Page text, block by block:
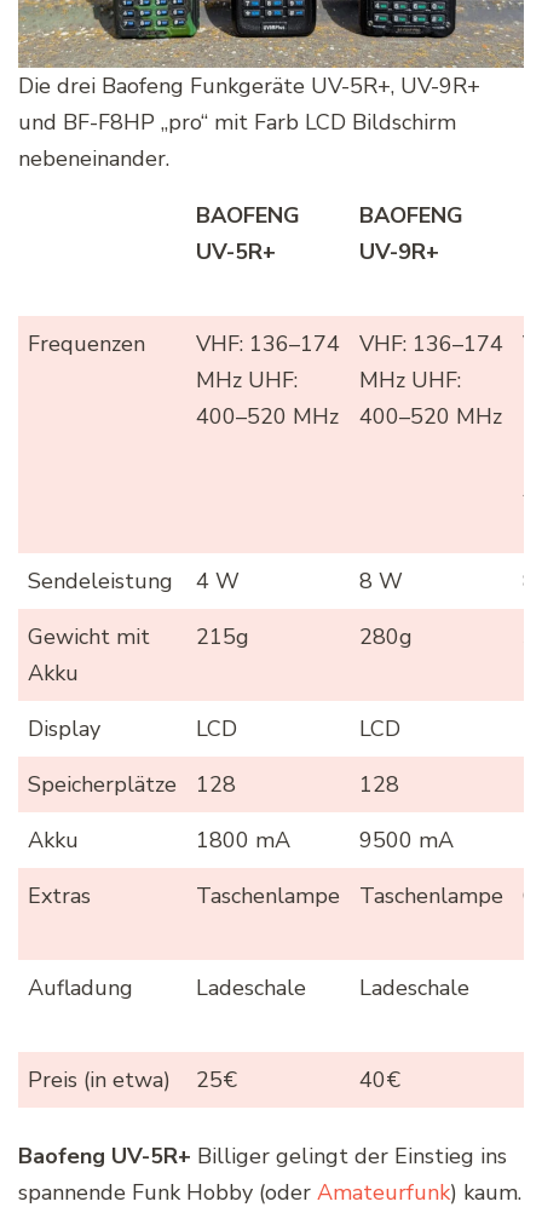
Die drei Baofeng Funkgeräte UV-5R+, UV-9R+
und BF-F8HP „pro“ mit Farb LCD Bildschirm
nebeneinander.
BAOFENG
UV-5R+
BAOFENG
UV-9R+
BAOFENG
UV-5R+
BAOFENG
UV-9R+
Frequenzen
VHF: 136–174
MHz UHF:
400–520 MHz
VHF: 136–174
MHz UHF:
400–520 MHz
Sendeleistung
4 W 8 W
8
Gewicht mit
Akku
215g 280g
Display LCD LCD
Speicherplätze
128 128
Akku
1800 mA 9500 mA
Extras
Taschenlampe Taschenlampe
Aufladung
Ladeschale Ladeschale
Preis (in etwa)
25€ 40€
Baofeng UV-5R+ Billiger gelingt der Einstieg ins
spannende Funk Hobby (oder Amateurfunk) kaum.